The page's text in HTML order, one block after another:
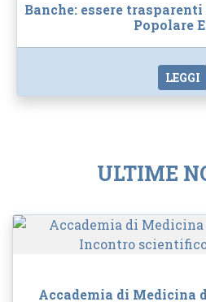
Banche: essere
Popolare
LEGGI
ULTIME
Accademia di Medicina